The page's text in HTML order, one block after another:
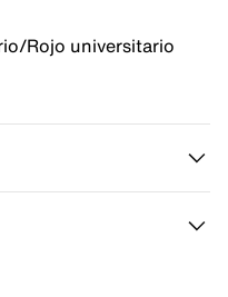
Rojo universitario